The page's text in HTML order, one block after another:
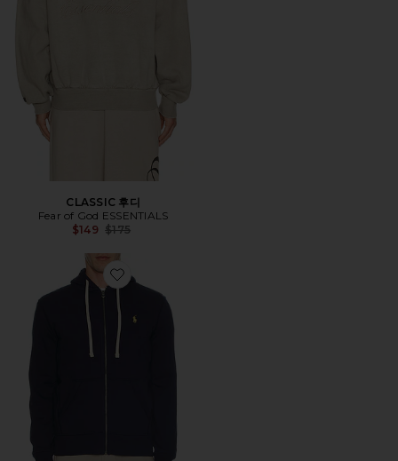
CLASSIC 후디
Fear of God ESSENTIALS
$149 Previous price:
$175
Favorite 후디